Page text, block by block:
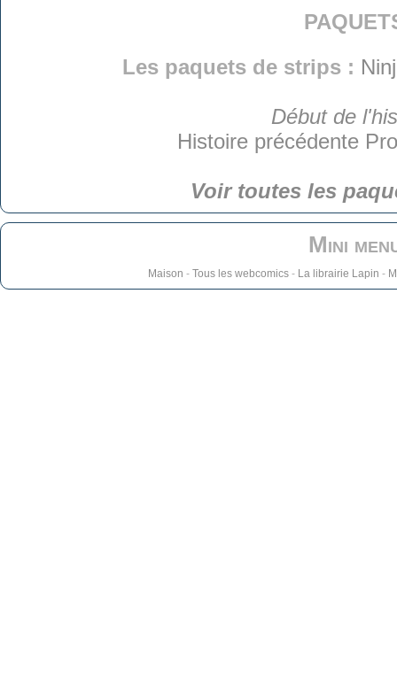
Les paquets de strips :
Début de
Histoire précédente
Voir toutes les
Mini
Maison - Tous les webcomics- La librairie Lapin -